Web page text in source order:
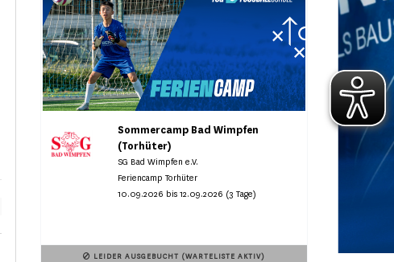
Sommercamp Bad Wimpfen
(Torhüter)
SG Bad Wimpfen e.V.
Feriencamp Torhüter
10.09.2026 bis 12.09.2026 (3 Tage)
LEIDER AUSGEBUCHT (WARTELISTE AKTIV)